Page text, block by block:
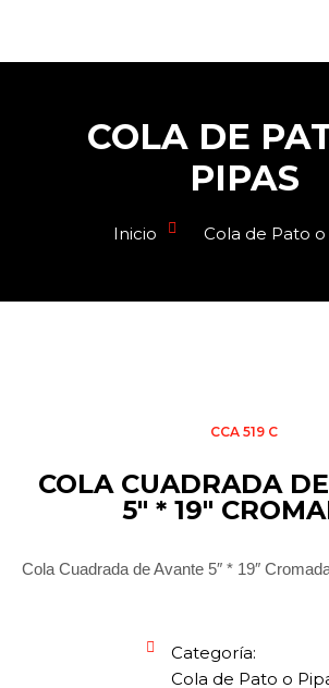
COLA DE
PIPAS
Inicio Cola de Pato o
CCA 519 C
COLA CUADRADA
5″ * 19″
Cola Cuadrada de Avante 5″ * 19″
Categoría:
Cola de Pato o